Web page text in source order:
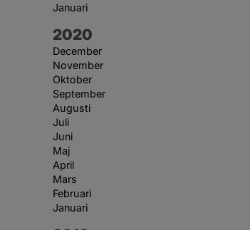
Januari
År:
2020
December
November
Oktober
September
Augusti
Juli
Juni
Maj
April
Mars
Februari
Januari